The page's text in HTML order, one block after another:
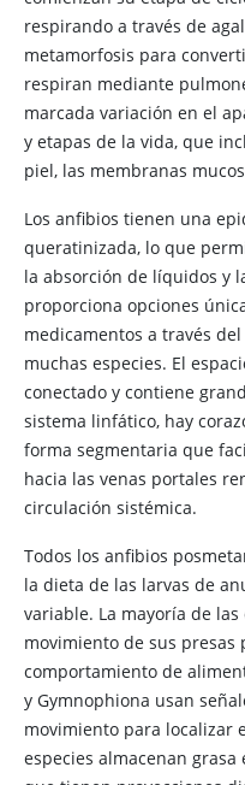
respirando a través de
metamorfosis para
respiran mediante
marcada variación en el
y etapas de la vida, que
piel, las membranas
Los anfibios tienen una
queratinizada, lo que
la absorción de líquidos y
proporciona opciones
medicamentos a través
muchas especies. El
conectado y contiene
sistema linfático, hay
forma segmentaria que
hacia las venas portales
circulación sistémica.
Todos los anfibios
la dieta de las larvas de
variable. La mayoría de
movimiento de sus presas
comportamiento de
y Gymnophiona usan
movimiento para localizar
especies almacenan grasa